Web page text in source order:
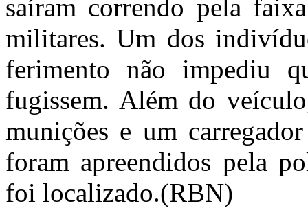
saíram correndo pela
militares. Um dos
ferimento não impediu
fugissem. Além do
munições e um
foram apreendidos pela
foi localizado.(RBN)